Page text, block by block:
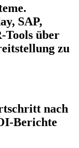
SAP,
Tools über
zu
nach
Berichte